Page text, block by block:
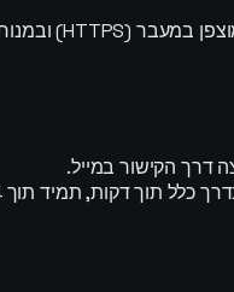
דרך הקישור במייל.
דקות, תמיד תוך 24 שעות.